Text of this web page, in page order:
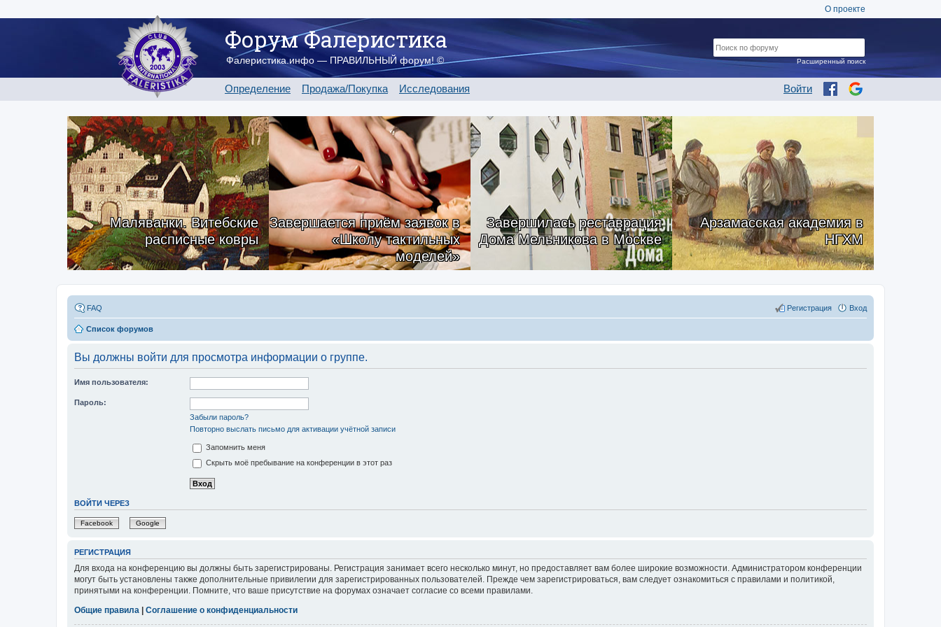
О проекте
Форум Фалеристика
Фалеристика.инфо — ПРАВИЛЬНЫЙ форум! ©
Определение Продажа/Покупка Исследования Войти
Расширенный поиск
Маляванки. Витебские
расписные ковры
Завершается приём заявок в
«Школу тактильных
моделей»
Завершилась реставрация
Дома Мельникова в Москве
Арзамасская академия в
НГХМ
FAQ Вход
Регистрация
Список форумов
Вы должны войти для просмотра информации о группе.
Имя пользователя:
Пароль:
Забыли пароль?
Повторно выслать письмо для активации учётной записи
Запомнить меня
Скрыть моё пребывание на конференции в этот раз
ВОЙТИ ЧЕРЕЗ
Facebook Google
РЕГИСТРАЦИЯ
Для входа на конференцию вы должны быть зарегистрированы. Регистрация занимает всего несколько минут, но предоставляет вам более широкие возможности. Администратором конференции
могут быть установлены также дополнительные привилегии для зарегистрированных пользователей. Прежде чем зарегистрироваться, вам следует ознакомиться с правилами и политикой,
принятыми на конференции. Помните, что ваше присутствие на форумах означает согласие со всеми правилами.
Общие правила
Соглашение о конфиденциальности